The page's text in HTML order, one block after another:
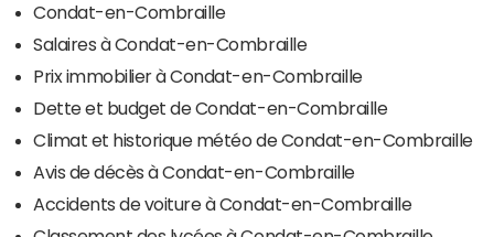
Condat-en-Combraille
Salaires à Condat-en-Combraille
Prix immobilier à Condat-en-Combraille
Dette et budget de Condat-en-Combraille
Climat et historique météo de Condat-en-Combraille
Avis de décès à Condat-en-Combraille
Accidents de voiture à Condat-en-Combraille